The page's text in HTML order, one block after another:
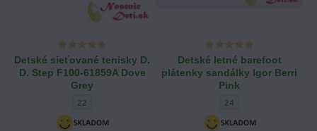
Detské sieťované tenisky D.
D. Step F100-61859A Dove
Grey
Detské sieťované tenisky D. D. Step F100-61859A Dove Grey
22
Detské letné barefoot
plátenky sandálky Igor Berri
Pink
Detské letné barefoot
24